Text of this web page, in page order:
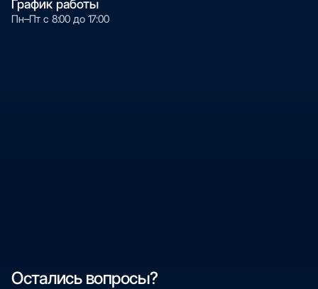
производство основы
– Склад и логистика — от производства до клиента
Остались вопросы?
График работы
Пн–Пт с 8:00 до 17:00